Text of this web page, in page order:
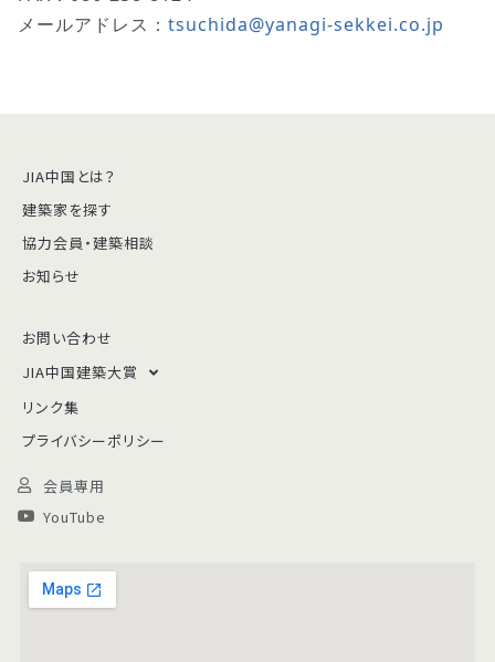
メールアドレス： tsuchida@yanagi-sekkei.co.jp
JIA中国とは？
建築家を探す
協力会員・建築相談
お知らせ
お問い合わせ
JIA中国建築大賞
リンク集
プライバシーポリシー
会員専用
YouTube